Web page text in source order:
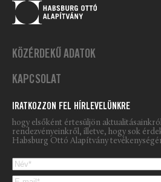
KÖZÉRDEKŰ ADATOK
KAPCSOLAT
IRATKOZZON FEL HÍRLEVELÜNKRE
hogy elsőként értesüljön
rendezvényeinkről, illetve, hogy sok
Habsburg Ottó Alapítvány